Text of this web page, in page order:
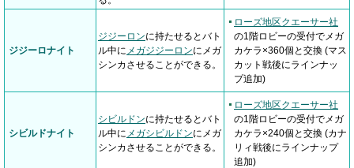
ジジーロナイト
ジジーロンに持たせるとバト
ル中に メガジジーロンにメガ
シンカさせることができる。
ローズ地区クエーサー社
の1階ロビーの受付でメガ
カケラ×360個と交換 (マス
カット戦後にラインナッ
プ追加)
シビルドナイト
シビルドンに持たせるとバト
ル中に メガシビルドンにメガ
シンカさせることができる。
ローズ地区クエーサー社
の1階ロビーの受付でメガ
カケラ×240個と交換 (カナ
リィ戦後にラインナップ
追加)